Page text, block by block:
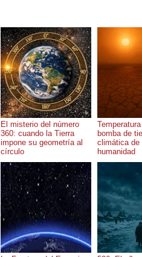
El misterio del número
360: cuando la Tierra
impone su geometría al
círculo
bomba de
climática de
humanidad